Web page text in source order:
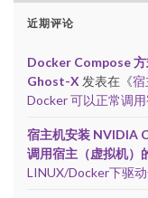
近期评论
Docker Compose
Ghost-X 发表在《
Docker 可以正常调
宿主机安装 NVIDIA
调用宿主（虚拟机）
LINUX/Docker下驱